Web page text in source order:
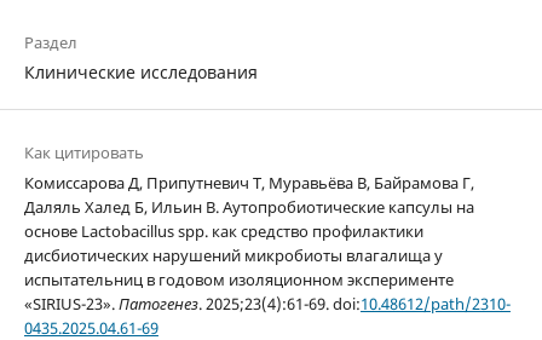
Раздел
Клинические исследования
Как цитировать
Комиссарова Д, Припутневич Т, Муравьёва В, Байрамова Г,
Даляль Халед Б, Ильин В. Аутопробиотические капсулы на
основе Lactobacillus spp. как средство профилактики
дисбиотических нарушений микробиоты влагалища у
испытательниц в годовом изоляционном эксперименте
«SIRIUS-23».Патогенез. 2025;23(4):61-69. doi:10.48612/path/2310-
0435.2025.04.61-69